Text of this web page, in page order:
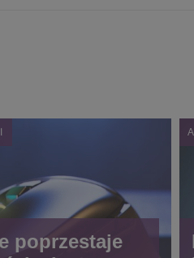
poprzestaje